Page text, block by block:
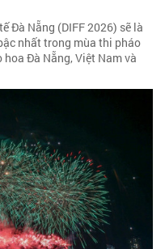
Đà Nẵng (DIFF 2026) sẽ là
nhất trong mùa thi pháo
Đà Nẵng, Việt Nam và